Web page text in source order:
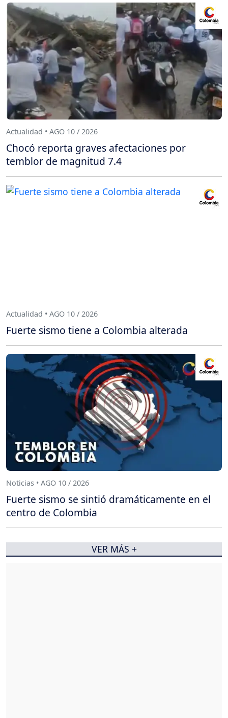
Actualidad • AGO 10 / 2026
Chocó reporta graves afectaciones por
temblor de magnitud 7.4
Actualidad • AGO 10 / 2026
Fuerte sismo tiene a Colombia alterada
Noticias • AGO 10 / 2026
Fuerte sismo se sintió dramáticamente en el
centro de Colombia
VER MÁS +